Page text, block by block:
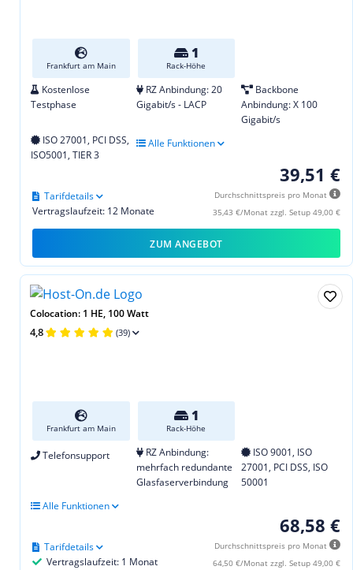
Frankfurt am Main
1
Rack-Höhe
Kostenlose
Testphase
RZ Anbindung: 20
Gigabit/s - LACP
Backbone
Anbindung: X 100
Gigabit/s
ISO 27001, PCI DSS,
ISO5001, TIER 3
Alle Funktionen
39,51 €
Durchschnittspreis pro Monat
35,43 €/Monat zzgl. Setup 49,00 €
Vertragslaufzeit: 12 Monate
Tarifdetails
ZUM ANGEBOT
Colocation: 1 HE, 100 Watt
4,8 (39)
Frankfurt am Main
1
Rack-Höhe
Telefonsupport
RZ Anbindung:
mehrfach redundante
Glasfaserverbindung
ISO 9001, ISO
27001, PCI DSS, ISO
50001
Alle Funktionen
68,58 €
Durchschnittspreis pro Monat
64,50 €/Monat zzgl. Setup 49,00 €
Vertragslaufzeit: 1 Monat
Tarifdetails